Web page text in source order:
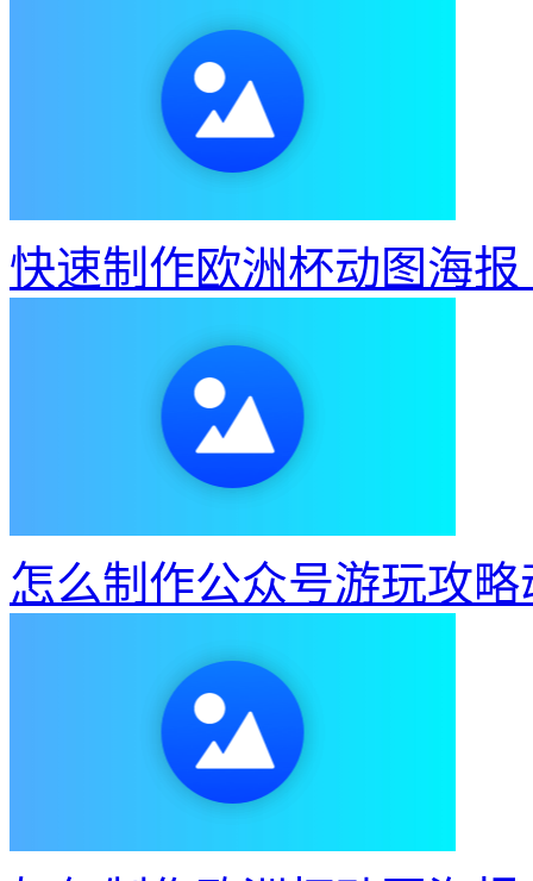
快速制作欧洲杯动图海报
怎么制作公众号游玩攻